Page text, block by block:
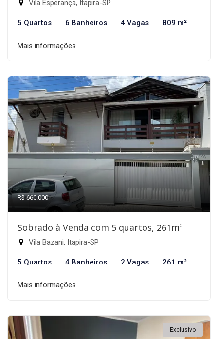
Vila Esperança, Itapira-SP
5 Quartos 6 Banheiros 4 Vagas 809 m²
Mais informações
R$ 660.000
Sobrado à Venda com 5 quartos, 261m²
Vila Bazani, Itapira-SP
5 Quartos 4 Banheiros 2 Vagas 261 m²
Mais informações
Exclusivo